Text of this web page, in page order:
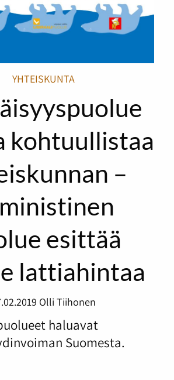
YHTEISKUNTA
kohtuullistaa
–
esittää
lattiahintaa
Olli Tiihonen
haluavat
Suomesta.